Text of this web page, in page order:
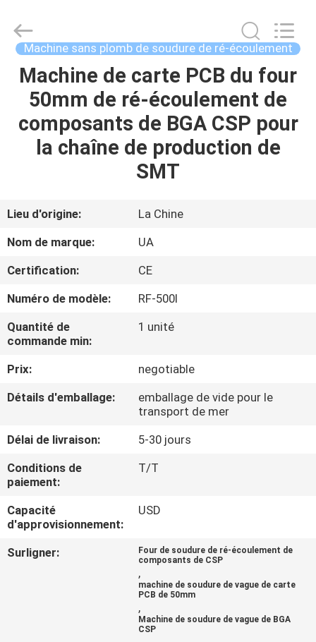
MAISON
PRODUITS
DE
NOUS
VISITE
D'USINE
CONTRÔLE
DE
QUALITÉ
CONTACTEZ-
NOUS
NOUVELLES
DEMANDEZ
2026
UNIQUE
AUTOMATION
LIMITED.
Reserved.
Machine sans plomb de soudure de ré-écoulement
Machine de carte PCB du four
50mm de ré-écoulement de
composants de BGA CSP pour
la chaîne de production de
SMT
Lieu d'origine:
La Chine
Nom de marque:
UA
Certification:
CE
Numéro de modèle:
RF-500Ⅰ
Quantité de
commande min:
1 unité
Prix:
negotiable
Détails d'emballage:
emballage de vide pour le
transport de mer
Délai de livraison:
5-30 jours
Conditions de
paiement:
T/T
Capacité
d'approvisionnement:
USD
Surligner:
Four de soudure de ré-écoulement de
composants de CSP
,
machine de soudure de vague de carte
PCB de 50mm
,
Machine de soudure de vague de BGA
CSP